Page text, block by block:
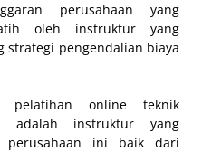
perusahaan yang
oleh instruktur yang
strategi pengendalian biaya
pelatihan online teknik
adalah instruktur yang
perusahaan ini baik dari